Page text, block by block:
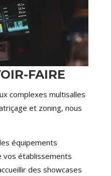
FAIRE
complexes multisalles
et zoning, nous
équipements
vos établissements
des showcases